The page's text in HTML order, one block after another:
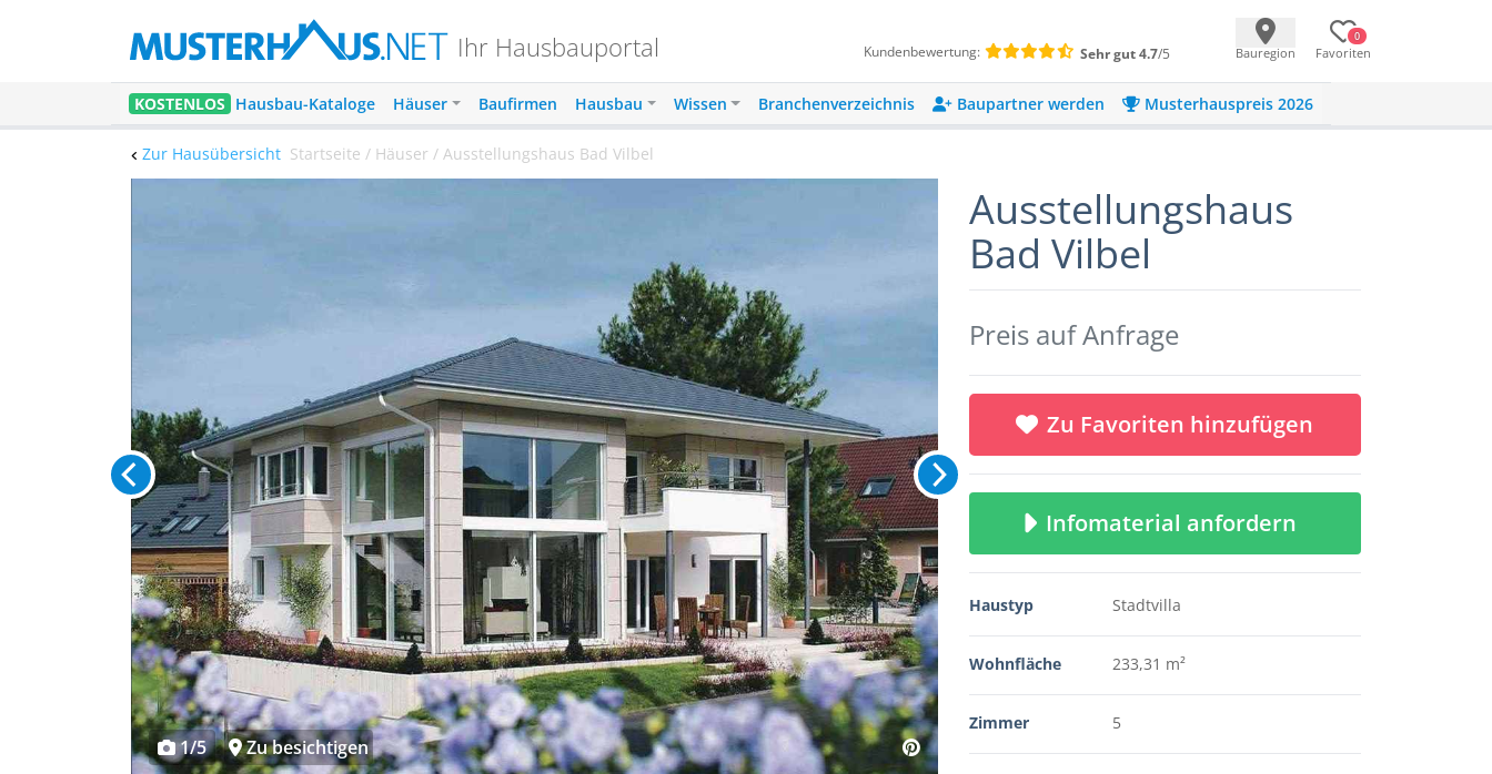
Ihr Hausbauportal Kundenbewertung: Sehr gut4.7/5 Bauregion
0
Favoriten
KOSTENLOS Hausbau-Kataloge Häuser Baufirmen Hausbau Wissen Branchenverzeichnis Baupartner werden Musterhauspreis 2026
Zur Hausübersicht Startseite / Häuser / Ausstellungshaus Bad Vilbel
1/5 Zu besichtigen
Ausstellungshaus
Bad Vilbel
Preis auf Anfrage
Zu Favoriten hinzufügen
Infomaterial anfordern
Haustyp Stadtvilla
Wohnfläche 233,31 m²
Zimmer 5